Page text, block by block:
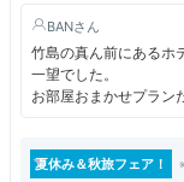
BAN
竹島の真ん前にあるホ
一望でした。
お部屋おまかせプラン
す。
禁煙対応（消臭対応）
夏休み＆秋旅フェア！